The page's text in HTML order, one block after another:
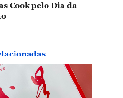
Cook pelo Dia da